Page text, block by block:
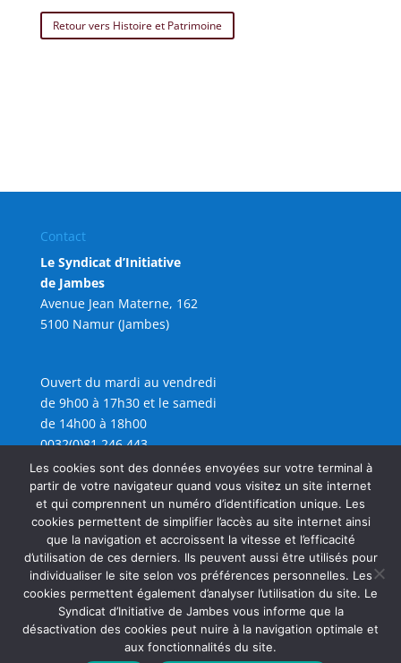
Retour vers Histoire et Patrimoine
Contact
Le Syndicat d’Initiative
de Jambes
Avenue Jean Materne, 162
5100 Namur (Jambes)
Ouvert du mardi au vendredi
de 9h00 à 17h30 et le samedi
de 14h00 à 18h00
0032(0)81 246 443
info@sijambes.be
Les cookies sont des données envoyées sur votre terminal à
partir de votre navigateur quand vous visitez un site internet
et qui comprennent un numéro d’identification unique. Les
cookies permettent de simplifier l’accès au site internet ainsi
que la navigation et accroissent la vitesse et l’efficacité
d’utilisation de ces derniers. Ils peuvent aussi être utilisés pour
individualiser le site selon vos préférences personnelles. Les
cookies permettent également d’analyser l’utilisation du site. Le
Syndicat d’Initiative de Jambes vous informe que la
désactivation des cookies peut nuire à la navigation optimale et
aux fonctionnalités du site.